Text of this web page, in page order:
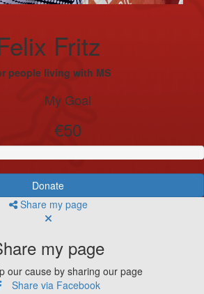
Fritz
people living with MS
My Goal
€50
Donate
Share my page
my page
our cause by sharing our page
Share via Facebook